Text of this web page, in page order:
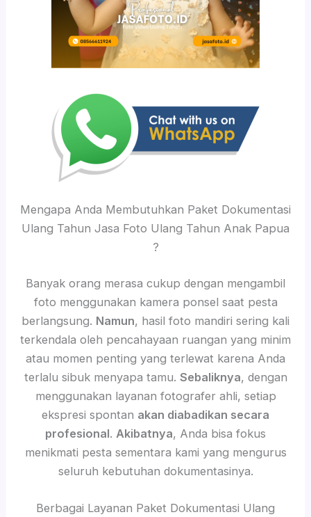
Mengapa Anda Membutuhkan Paket Dokumentasi
Ulang Tahun Jasa Foto Ulang Tahun Anak Papua
?
Banyak orang merasa cukup dengan mengambil
foto menggunakan kamera ponsel saat pesta
berlangsung. Namun, hasil foto mandiri sering kali
terkendala oleh pencahayaan ruangan yang minim
atau momen penting yang terlewat karena Anda
terlalu sibuk menyapa tamu. Sebaliknya, dengan
menggunakan layanan fotografer ahli, setiap
ekspresi spontan akan diabadikan secara
profesional. Akibatnya, Anda bisa fokus
menikmati pesta sementara kami yang mengurus
seluruh kebutuhan dokumentasinya.
Berbagai Layanan Paket Dokumentasi Ulang